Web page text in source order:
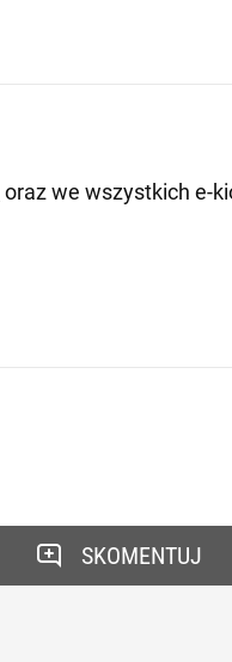
oraz we wszystkich e-
SKOMENTUJ